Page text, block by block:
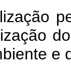
e